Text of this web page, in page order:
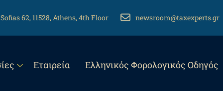
62, 11528, Athens, 4th Floor EMAILnewsroom@taxexperts.gr
Εταιρεία Eλληνικός Φορολογικός Οδηγός